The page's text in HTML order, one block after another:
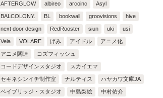
AFTERGLOW albireo arcoinc Asyl
BALCOLONY. BL bookwall groovisions hive
next door design RedRooster siun uki usi
Veia VOLARE げみ アイドル アニメ化
アニメ関連 コズフィッシュ
コードデザインスタジオ スカイエマ
セキネシンイチ制作室 ナルティス ハヤカワ文庫JA
ベイブリッジ・スタジオ 中島梨絵 中村佑介